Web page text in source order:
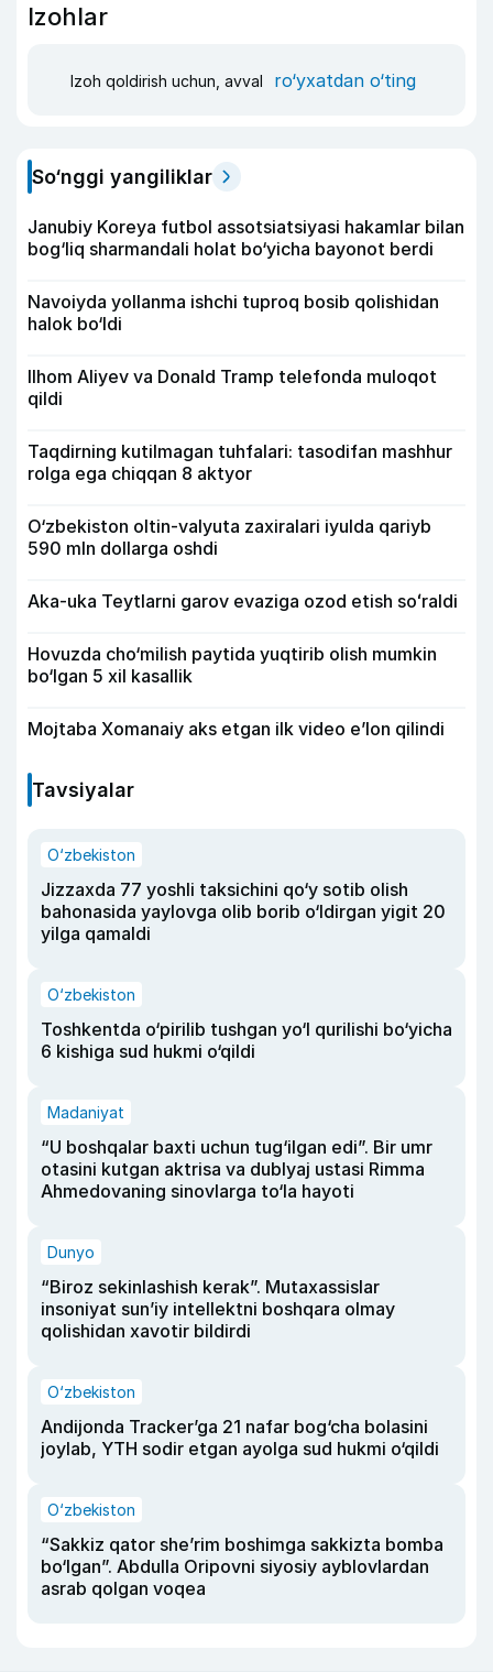
Izohlar
Izoh qoldirish uchun, avval ro‘yxatdan o‘ting
So‘nggi yangiliklar
Janubiy Koreya futbol assotsiatsiyasi hakamlar bilan
bog‘liq sharmandali holat bo‘yicha bayonot berdi
Navoiyda yollanma ishchi tuproq bosib qolishidan
halok bo‘ldi
Ilhom Aliyev va Donald Tramp telefonda muloqot
qildi
Taqdirning kutilmagan tuhfalari: tasodifan mashhur
rolga ega chiqqan 8 aktyor
O‘zbekiston oltin-valyuta zaxiralari iyulda qariyb
590 mln dollarga oshdi
Aka-uka Teytlarni garov evaziga ozod etish soʻraldi
Hovuzda cho‘milish paytida yuqtirib olish mumkin
bo‘lgan 5 xil kasallik
Mojtaba Xomanaiy aks etgan ilk video e’lon qilindi
Tavsiyalar
O‘zbekiston
Jizzaxda 77 yoshli taksichini qo‘y sotib olish
bahonasida yaylovga olib borib o‘ldirgan yigit 20
yilga qamaldi
O‘zbekiston
Toshkentda o‘pirilib tushgan yo‘l qurilishi bo‘yicha
6 kishiga sud hukmi o‘qildi
Madaniyat
“U boshqalar baxti uchun tug‘ilgan edi”. Bir umr
otasini kutgan aktrisa va dublyaj ustasi Rimma
Ahmedovaning sinovlarga to‘la hayoti
Dunyo
“Biroz sekinlashish kerak”. Mutaxassislar
insoniyat sun’iy intellektni boshqara olmay
qolishidan xavotir bildirdi
O‘zbekiston
Andijonda Tracker’ga 21 nafar bog‘cha bolasini
joylab, YTH sodir etgan ayolga sud hukmi o‘qildi
O‘zbekiston
“Sakkiz qator she’rim boshimga sakkizta bomba
bo‘lgan”. Abdulla Oripovni siyosiy ayblovlardan
asrab qolgan voqea